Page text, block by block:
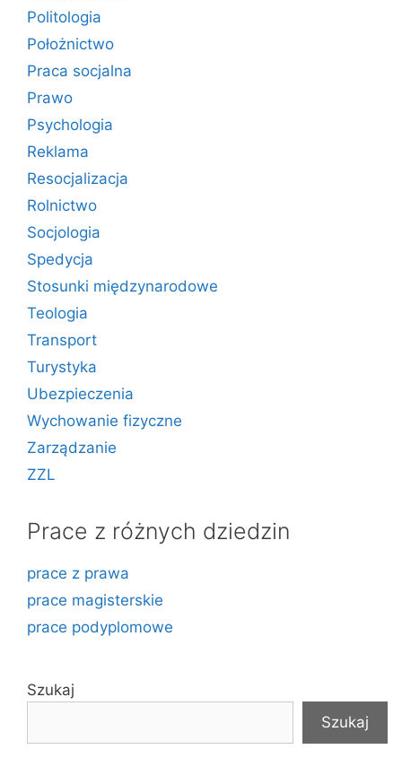
Politologia
Położnictwo
Praca socjalna
Prawo
Psychologia
Reklama
Resocjalizacja
Rolnictwo
Socjologia
Spedycja
Stosunki międzynarodowe
Teologia
Transport
Turystyka
Ubezpieczenia
Wychowanie fizyczne
Zarządzanie
ZZL
Prace z różnych dziedzin
prace z prawa
prace magisterskie
prace podyplomowe
Szukaj
Szukaj